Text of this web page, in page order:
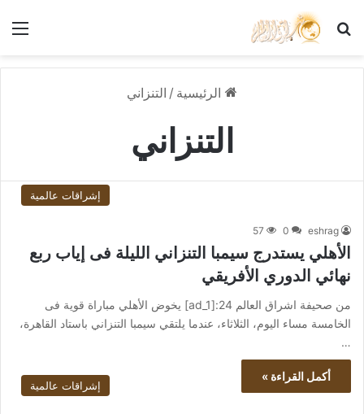
بحث عن
الرئيسية / التنزاني
التنزاني
إشراقات عالمية
eshrag
0
57
الأهلي يستدرج سيمبا التنزاني الليلة فى إياب ربع
نهائي الدوري الأفريقي
من صحيفة اشراق العالم 24:[ad_1] يخوض الأهلي مباراة قوية فى
الخامسة مساء اليوم، الثلاثاء، عندما يلتقي سيمبا التنزاني باستاد القاهرة،
…
أكمل القراءة »
إشراقات عالمية